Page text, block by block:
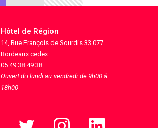
Hôtel de Région
14, Rue François de Sourdis 33 077
Bordeaux cedex
05 49 38 49 38
Ouvert du lundi au vendredi de 9h00 à
18h00